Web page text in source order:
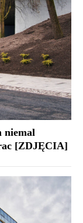
niemal
[ZDJĘCIA]